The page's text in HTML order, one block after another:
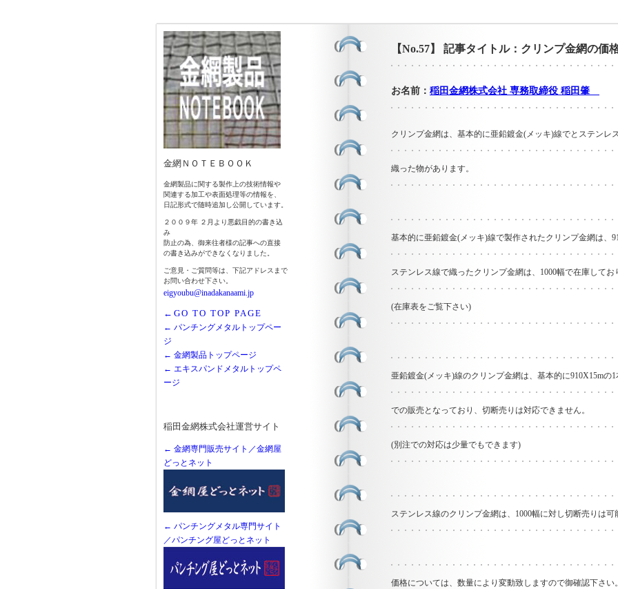
金網ＮＯＴＥＢＯＯＫ
金網製品に関する製作上の技術情報や
関連する加工や表面処理等の情報を、
日記形式で随時追加し公開しています。
２００９年 ２月より悪戯目的の書き込
み
防止の為、御来往者様の記事への直接
の書き込みができなくなりました。
ご意見・ご質問等は、下記アドレスまで
お問い合わせ下さい。
eigyoubu@inadakanaami.jp
←GO TO TOP PAGE
← パンチングメタルトップペー
ジ
← 金網製品トップページ
← エキスパンドメタルトップペ
ージ
稲田金網株式会社運営サイト
← 金網専門販売サイト／金網屋
どっとネット
← パンチングメタル専門サイト
／パンチング屋どっとネット
【No.57】 記事タイトル：クリンプ金網の価
お名前： 稲田金網株式会社 専務取締役 稲田肇
クリンプ金網は、基本的に亜鉛鍍金(メッキ)線でとステンレ
織った物があります。
基本的に亜鉛鍍金(メッキ)線で製作されたクリンプ金網は、
ステンレス線で織ったクリンプ金網は、1000幅で在庫してお
(在庫表をご覧下さい)
亜鉛鍍金(メッキ)線のクリンプ金網は、基本的に910X15mの1
での販売となっており、切断売りは対応できません。
(別注での対応は少量でもできます)
ステンレス線のクリンプ金網は、1000幅に対し切断売りは可
価格については、数量により変動致しますので御確認下さい。